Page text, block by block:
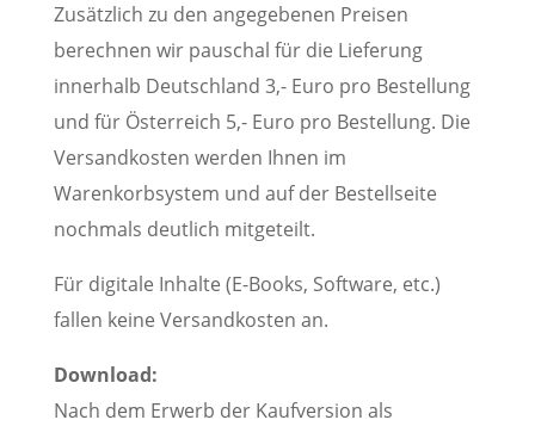
Zusätzlich zu den angegebenen Preisen
berechnen wir pauschal für die Lieferung
innerhalb Deutschland 3,- Euro pro Bestellung
und für Österreich 5,- Euro pro Bestellung. Die
Versandkosten werden Ihnen im
Warenkorbsystem und auf der Bestellseite
nochmals deutlich mitgeteilt.
Für digitale Inhalte (E-Books, Software, etc.)
fallen keine Versandkosten an.
Download:
Nach dem Erwerb der Kaufversion als